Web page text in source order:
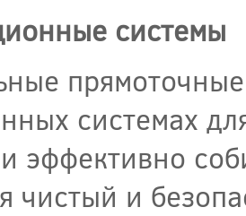
системы
системах
эффективно
чистый и